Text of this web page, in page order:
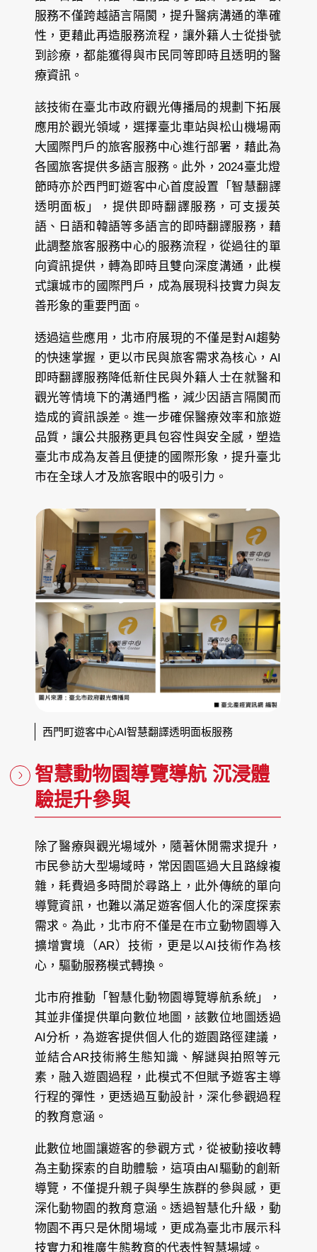
服務不僅跨越語言隔閡，提升醫病溝通的準確
性，更藉此再造服務流程，讓外籍人士從掛號
到診療，都能獲得與市民同等即時且透明的醫
療資訊。
該技術在臺北市政府觀光傳播局的規劃下拓展
應用於觀光領域，選擇臺北車站與松山機場兩
大國際門戶的旅客服務中心進行部署，藉此為
各國旅客提供多語言服務。此外，2024臺北燈
節時亦於西門町遊客中心首度設置「智慧翻譯
透明面板」，提供即時翻譯服務，可支援英
語、日語和韓語等多語言的即時翻譯服務，藉
此調整旅客服務中心的服務流程，從過往的單
向資訊提供，轉為即時且雙向深度溝通，此模
式讓城市的國際門戶，成為展現科技實力與友
善形象的重要門面。
透過這些應用，北市府展現的不僅是對AI趨勢
的快速掌握，更以市民與旅客需求為核心，AI
即時翻譯服務降低新住民與外籍人士在就醫和
觀光等情境下的溝通門檻，減少因語言隔閡而
造成的資訊誤差。進一步確保醫療效率和旅遊
品質，讓公共服務更具包容性與安全感，塑造
臺北市成為友善且便捷的國際形象，提升臺北
市在全球人才及旅客眼中的吸引力。
西門町遊客中心AI智慧翻譯透明面板服務
智慧動物園導覽導航 沉浸體
驗提升參與
除了醫療與觀光場域外，隨著休閒需求提升，
市民參訪大型場域時，常因園區過大且路線複
雜，耗費過多時間於尋路上，此外傳統的單向
導覽資訊，也難以滿足遊客個人化的深度探索
需求。為此，北市府不僅是在市立動物園導入
擴增實境（AR）技術，更是以AI技術作為核
心，驅動服務模式轉換。
北市府推動「智慧化動物園導覽導航系統」，
其並非僅提供單向數位地圖，該數位地圖透過
AI分析，為遊客提供個人化的遊園路徑建議，
並結合AR技術將生態知識、解謎與拍照等元
素，融入遊園過程，此模式不但賦予遊客主導
行程的彈性，更透過互動設計，深化參觀過程
的教育意涵。
此數位地圖讓遊客的參觀方式，從被動接收轉
為主動探索的自助體驗，這項由AI驅動的創新
導覽，不僅提升親子與學生族群的參與感，更
深化動物園的教育意涵。透過智慧化升級，動
物園不再只是休閒場域，更成為臺北市展示科
技實力和推廣生態教育的代表性智慧場域。